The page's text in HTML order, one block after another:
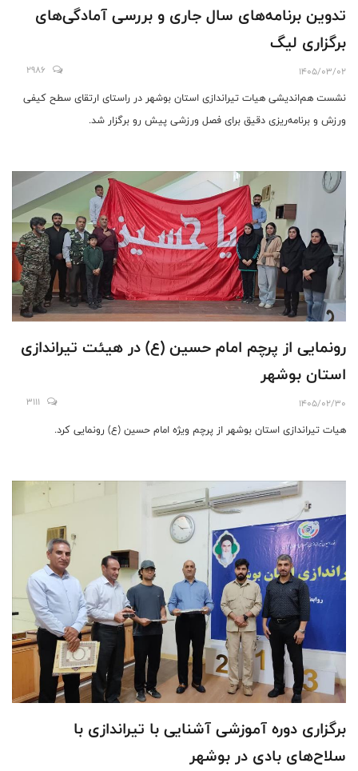
تدوین برنامه‌های سال جاری و بررسی آمادگی‌های
برگزاری لیگ
1405/03/02
2986
نشست هم‌اندیشی هیات تیراندازی استان بوشهر در راستای ارتقای سطح کیفی
ورزش و برنامه‌ریزی دقیق برای فصل ورزشی پیش رو برگزار شد.
رونمایی از پرچم امام حسین (ع) در هیئت تیراندازی
استان بوشهر
1405/02/30
3111
هیات تیراندازی استان بوشهر از پرچم ویژه امام حسین (ع) رونمایی کرد.
برگزاری دوره آموزشی آشنایی با تیراندازی با
سلاح‌های بادی در بوشهر